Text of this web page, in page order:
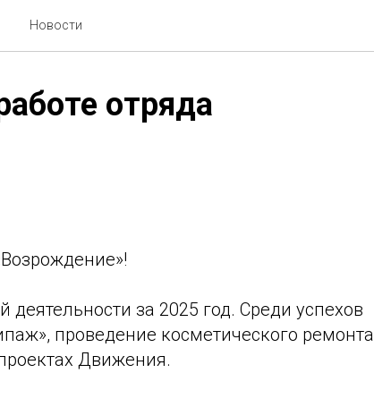
Новости
отряда
деятельности за 2025 год. Среди успехов
проведение косметического ремонта
Движения.